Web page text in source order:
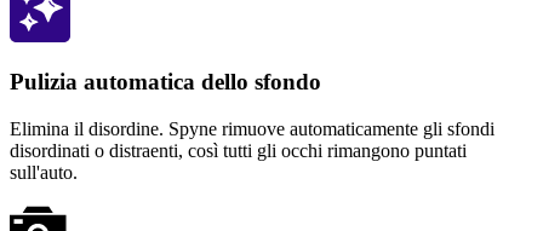
Pulizia automatica dello sfondo
Elimina il disordine. Spyne rimuove automaticamente gli sfondi
disordinati o distraenti, così tutti gli occhi rimangono puntati
sull'auto.